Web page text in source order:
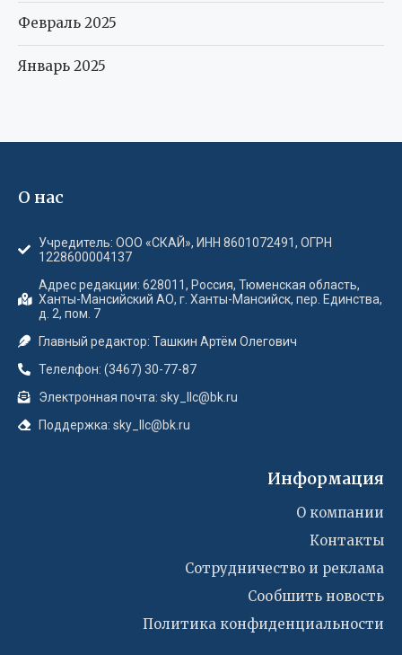
Февраль 2025
Январь 2025
О нас
Учредитель: ООО «СКАЙ», ИНН 8601072491, ОГРН
1228600004137
Адрес редакции: 628011, Россия, Тюменская область,
Ханты-Мансийский АО, г. Ханты-Мансийск, пер. Единства,
д. 2, пом. 7
Главный редактор: Ташкин Артём Олегович
Телелфон: (3467) 30-77-87
Электронная почта: sky_llc@bk.ru
Поддержка: sky_llc@bk.ru
Информация
О компании
Контакты
Сотрудничество и реклама
Сообшить новость
Политика конфиденциальности